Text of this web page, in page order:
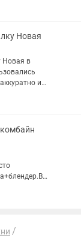
Новая
Новая в
и
Продам